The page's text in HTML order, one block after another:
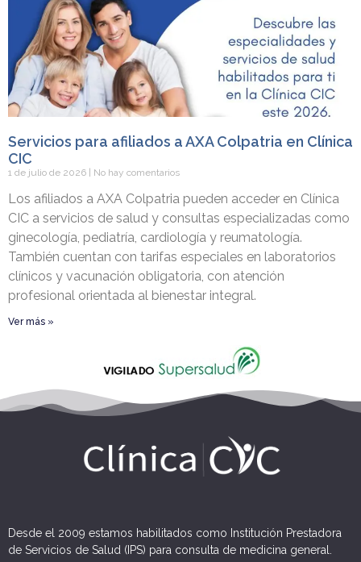
Servicios para afiliados a AXA Colpatria en Clínica
CIC
1 de julio de 2026 No hay comentarios
Los afiliados a AXA Colpatria pueden acceder en Clínica
CIC a servicios de salud y consultas especializadas como
ginecología, pediatría, cardiología y reumatología.
También cuentan con tarifas especiales en laboratorios
clínicos y vacunación obligatoria, con atención
profesional orientada al bienestar integral.
Ver más »
Desde el 2009 estamos habilitados como Institución Prestadora
de Servicios de Salud (IPS) para consulta de medicina general.